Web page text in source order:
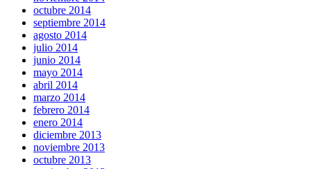
octubre 2014
septiembre 2014
agosto 2014
julio 2014
junio 2014
mayo 2014
abril 2014
marzo 2014
febrero 2014
enero 2014
diciembre 2013
noviembre 2013
octubre 2013